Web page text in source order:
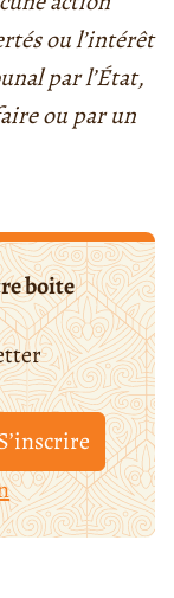
ou l’intérêt
par l’État,
ou par un
boite